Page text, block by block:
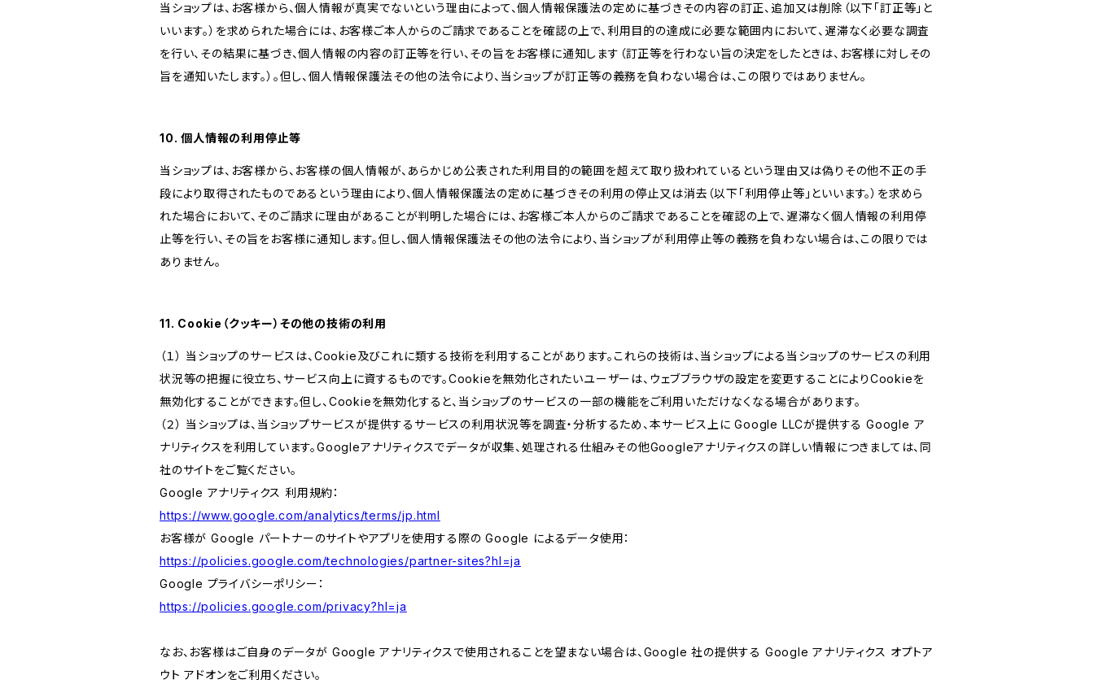
当ショップは、お客様から、個人情報が真実でないという理由によって、個人情報保護法の定めに基づきその内容の訂正、追加又は削除（以下「訂正等」と
いいます。）を求められた場合には、お客様ご本人からのご請求であることを確認の上で、利用目的の達成に必要な範囲内において、遅滞なく必要な調査
を行い、その結果に基づき、個人情報の内容の訂正等を行い、その旨をお客様に通知します（訂正等を行わない旨の決定をしたときは、お客様に対しその
旨を通知いたします。）。但し、個人情報保護法その他の法令により、当ショップが訂正等の義務を負わない場合は、この限りではありません。
10. 個人情報の利用停止等
当ショップは、お客様から、お客様の個人情報が、あらかじめ公表された利用目的の範囲を超えて取り扱われているという理由又は偽りその他不正の手
段により取得されたものであるという理由により、個人情報保護法の定めに基づきその利用の停止又は消去（以下「利用停止等」といいます。）を求めら
れた場合において、そのご請求に理由があることが判明した場合には、お客様ご本人からのご請求であることを確認の上で、遅滞なく個人情報の利用停
止等を行い、その旨をお客様に通知します。但し、個人情報保護法その他の法令により、当ショップが利用停止等の義務を負わない場合は、この限りでは
ありません。
11. Cookie（クッキー）その他の技術の利用
（１） 当ショップのサービスは、Cookie及びこれに類する技術を利用することがあります。これらの技術は、当ショップによる当ショップのサービスの利用
状況等の把握に役立ち、サービス向上に資するものです。Cookieを無効化されたいユーザーは、ウェブブラウザの設定を変更することによりCookieを
無効化することができます。但し、Cookieを無効化すると、当ショップのサービスの一部の機能をご利用いただけなくなる場合があります。
（２） 当ショップは、当ショップサービスが提供するサービスの利用状況等を調査・分析するため、本サービス上に Google LLCが提供する Google ア
ナリティクスを利用しています。Googleアナリティクスでデータが収集、処理される仕組みその他Googleアナリティクスの詳しい情報につきましては、同
社のサイトをご覧ください。
Google アナリティクス 利用規約：
https://www.google.com/analytics/terms/jp.html
お客様が Google パートナーのサイトやアプリを使用する際の Google によるデータ使用：
https://policies.google.com/technologies/partner-sites?hl=ja
Google プライバシーポリシー：
https://policies.google.com/privacy?hl=ja
なお、お客様はご自身のデータが Google アナリティクスで使用されることを望まない場合は、Google 社の提供する Google アナリティクス オプトア
ウト アドオンをご利用ください。